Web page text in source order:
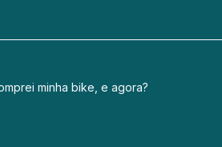
minha bike, e agora?